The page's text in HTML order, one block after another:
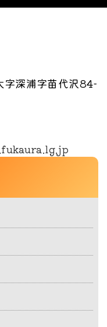
字深浦字苗代沢84-